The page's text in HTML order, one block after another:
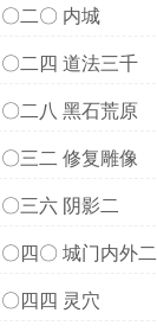
〇二〇 内城
〇二四 道法三千
〇二八 黑石荒原
〇三二 修复雕像
〇三六 阴影二
〇四〇 城门内外二
〇四四 灵穴